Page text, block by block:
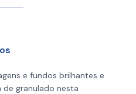
e fundos brilhantes e
granulado nesta